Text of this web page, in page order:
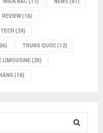
MIỀN BẮC(17) NEWS (61)
REVIEW(16)
TECH (24)
TRUNG QUỐC(12)
LIMOUSINE(20)
(16)